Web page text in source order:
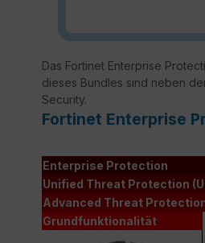
Das Fortinet Enterprise
dieses Bundles sind neben
Security.
Fortinet Enterprise
Enterprise Protection
Unified Threat Protection
Advanced Threat
Grundfunktionalität